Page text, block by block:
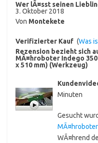
Wer lÃ¤sst seinen
3. Oktober 2018
Von Montekete
Verifizierter Kauf (Was
Rezension bezieht sich
MÃ¤hroboter Indego 350
x 510 mm) (Werkzeug)
Minuten
Gesucht
WÃ¤hrend